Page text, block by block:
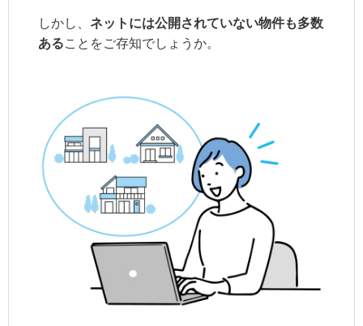
しかし、 ネットには公開されていない物件も多数
あることをご存知でしょうか。